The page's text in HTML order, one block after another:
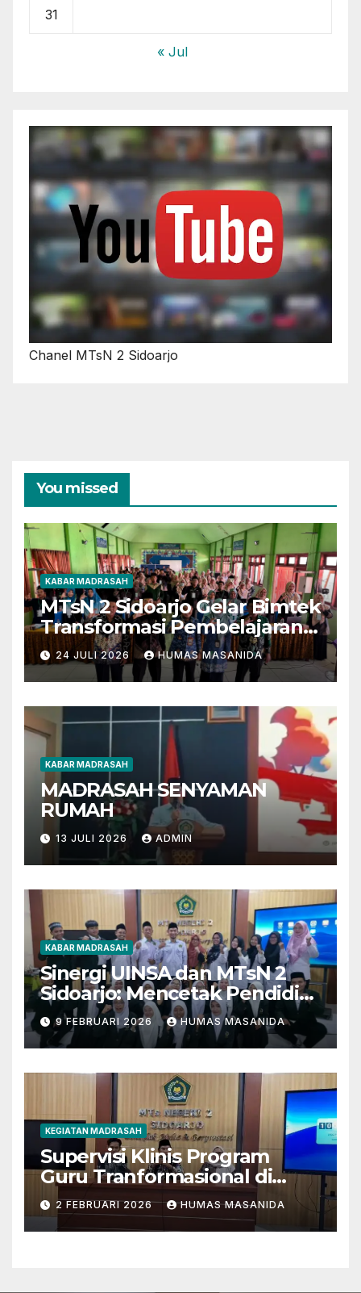
31
« Jul
Chanel MTsN 2 Sidoarjo
You missed
KABAR MADRASAH
MTsN 2 Sidoarjo Gelar Bimtek
Transformasi Pembelajaran
Berbasis AI dan Deep
Learning
24 JULI 2026 HUMAS MASANIDA
KABAR MADRASAH
MADRASAH SENYAMAN
RUMAH
13 JULI 2026 ADMIN
KABAR MADRASAH
Sinergi UINSA dan MTsN 2
Sidoarjo: Mencetak Pendidik
Berkarakter Menghadapi
Tantangan Zaman
9 FEBRUARI 2026 HUMAS MASANIDA
KEGIATAN MADRASAH
Supervisi Klinis Program
Guru Tranformasional di
MTsN 2 Sidoarjo
2 FEBRUARI 2026 HUMAS MASANIDA